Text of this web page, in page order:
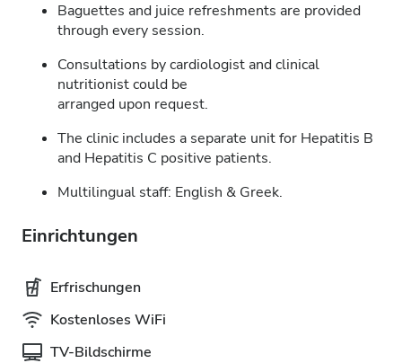
Baguettes and juice refreshments are provided
through every session.
Consultations by cardiologist and clinical
nutritionist could be
arranged upon request.
The clinic includes a separate unit for Hepatitis B
and Hepatitis C positive patients.
Multilingual staff: English & Greek.
Einrichtungen
Erfrischungen
Kostenloses WiFi
TV-Bildschirme